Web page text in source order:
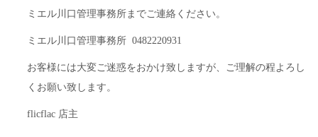
ミエル川口管理事務所までご連絡ください。
ミエル川口管理事務所 0482220931
お客様には大変ご迷惑をおかけ致しますが、ご理解の程よろし
くお願い致します。
flicflac 店主